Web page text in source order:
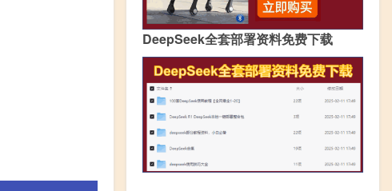
DeepSeek全套部署资料免费下载